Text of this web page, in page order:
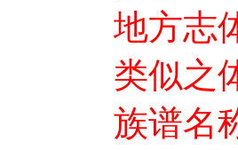
地方志
类似之
族谱名